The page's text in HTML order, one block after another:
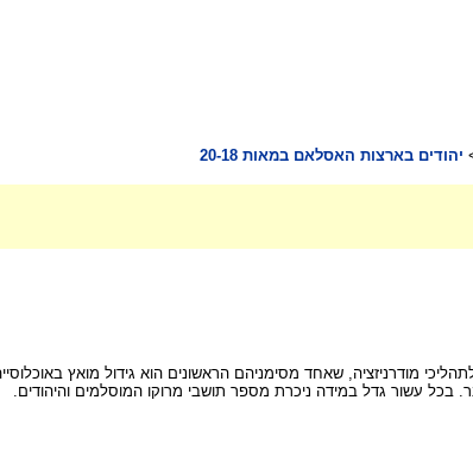
יהודים בארצות האסלאם במאות 20-18
מודרניזציה, שאחד מסימניהם הראשונים הוא גידול מואץ
עשור גדל במידה ניכרת מספר תושבי מרוקו המוסלמים והיהודים.